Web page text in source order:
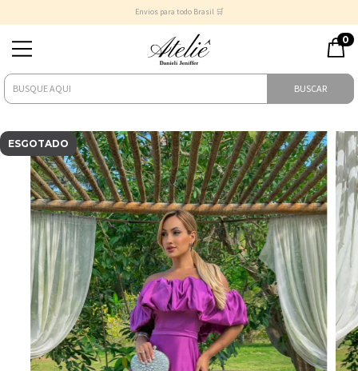
Envios para todo Brasil 🛒
BUSCAR
0
ESGOTADO